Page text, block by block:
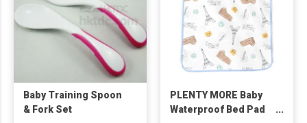
Baby Training Spoon
& Fork Set
PLENTY MORE Baby
Waterproof Bed Pad